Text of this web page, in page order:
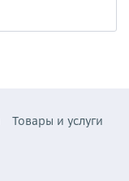
Товары и услуги